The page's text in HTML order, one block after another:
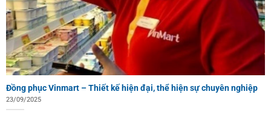
Đồng phục Vinmart – Thiết kế hiện đại, thể hiện sự chuyên nghiệp
23/09/2025